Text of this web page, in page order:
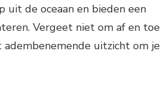
uit de oceaan en bieden een
Vergeet niet om af en toe
uitzicht om je